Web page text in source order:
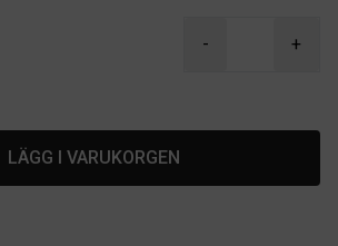
- +
LÄGG I VARUKORGEN